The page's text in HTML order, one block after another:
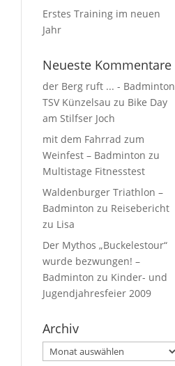
Erstes Training im neuen
Jahr
Neueste Kommentare
der Berg ruft ... - Badminton
TSV Künzelsau zu Bike Day
am Stilfser Joch
mit dem Fahrrad zum
Weinfest – Badminton zu
Multistage Fitnesstest
Waldenburger Triathlon –
Badminton zu Reisebericht
zu Lisa
Der Mythos „Buckelestour“
wurde bezwungen! –
Badminton zu Kinder- und
Jugendjahresfeier 2009
Archiv